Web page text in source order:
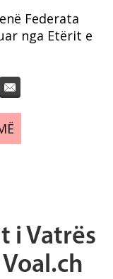
Federata
nga Etërit e
i Vatrës